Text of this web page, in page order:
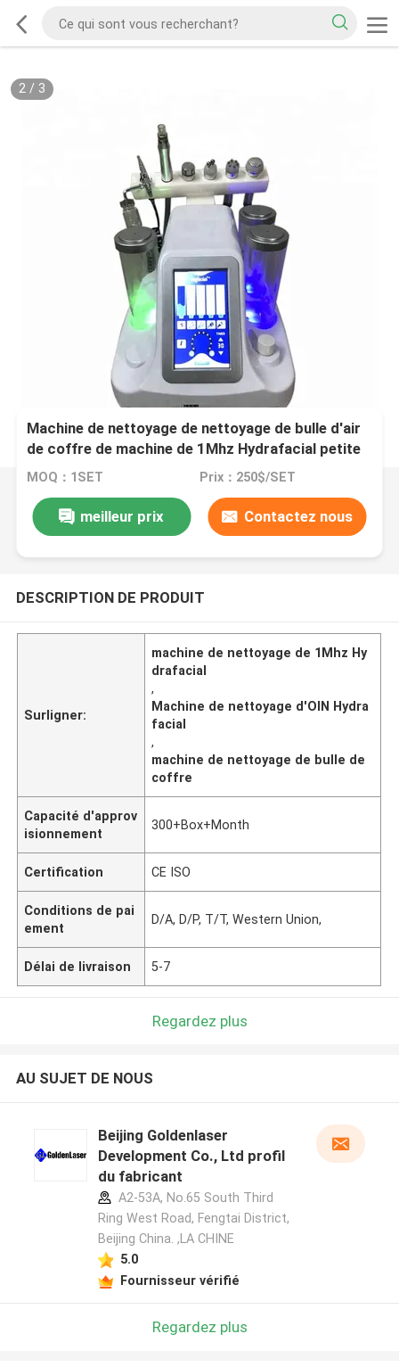
2/ 3
Machine de nettoyage de nettoyage de bulle d'air
de coffre de machine de 1Mhz Hydrafacial petite
MOQ：1SET Prix：250$/SET
meilleur prix Contactez nous
DESCRIPTION DE PRODUIT
Surligner:
machine de nettoyage de 1Mhz Hy
drafacial
,
Machine de nettoyage d'OIN Hydra
facial
,
machine de nettoyage de bulle de
coffre
Capacité d'approv
isionnement
300+Box+Month
Certification CE ISO
Conditions de pai
ement
D/A, D/P, T/T, Western Union,
Délai de livraison 5-7
Regardez plus
AU SUJET DE NOUS
Beijing Goldenlaser
Development Co., Ltd profil
du fabricant
A2-53A, No.65 South Third
Ring West Road, Fengtai District,
Beijing China. ,LA CHINE
5.0
Fournisseur vérifié
Regardez plus